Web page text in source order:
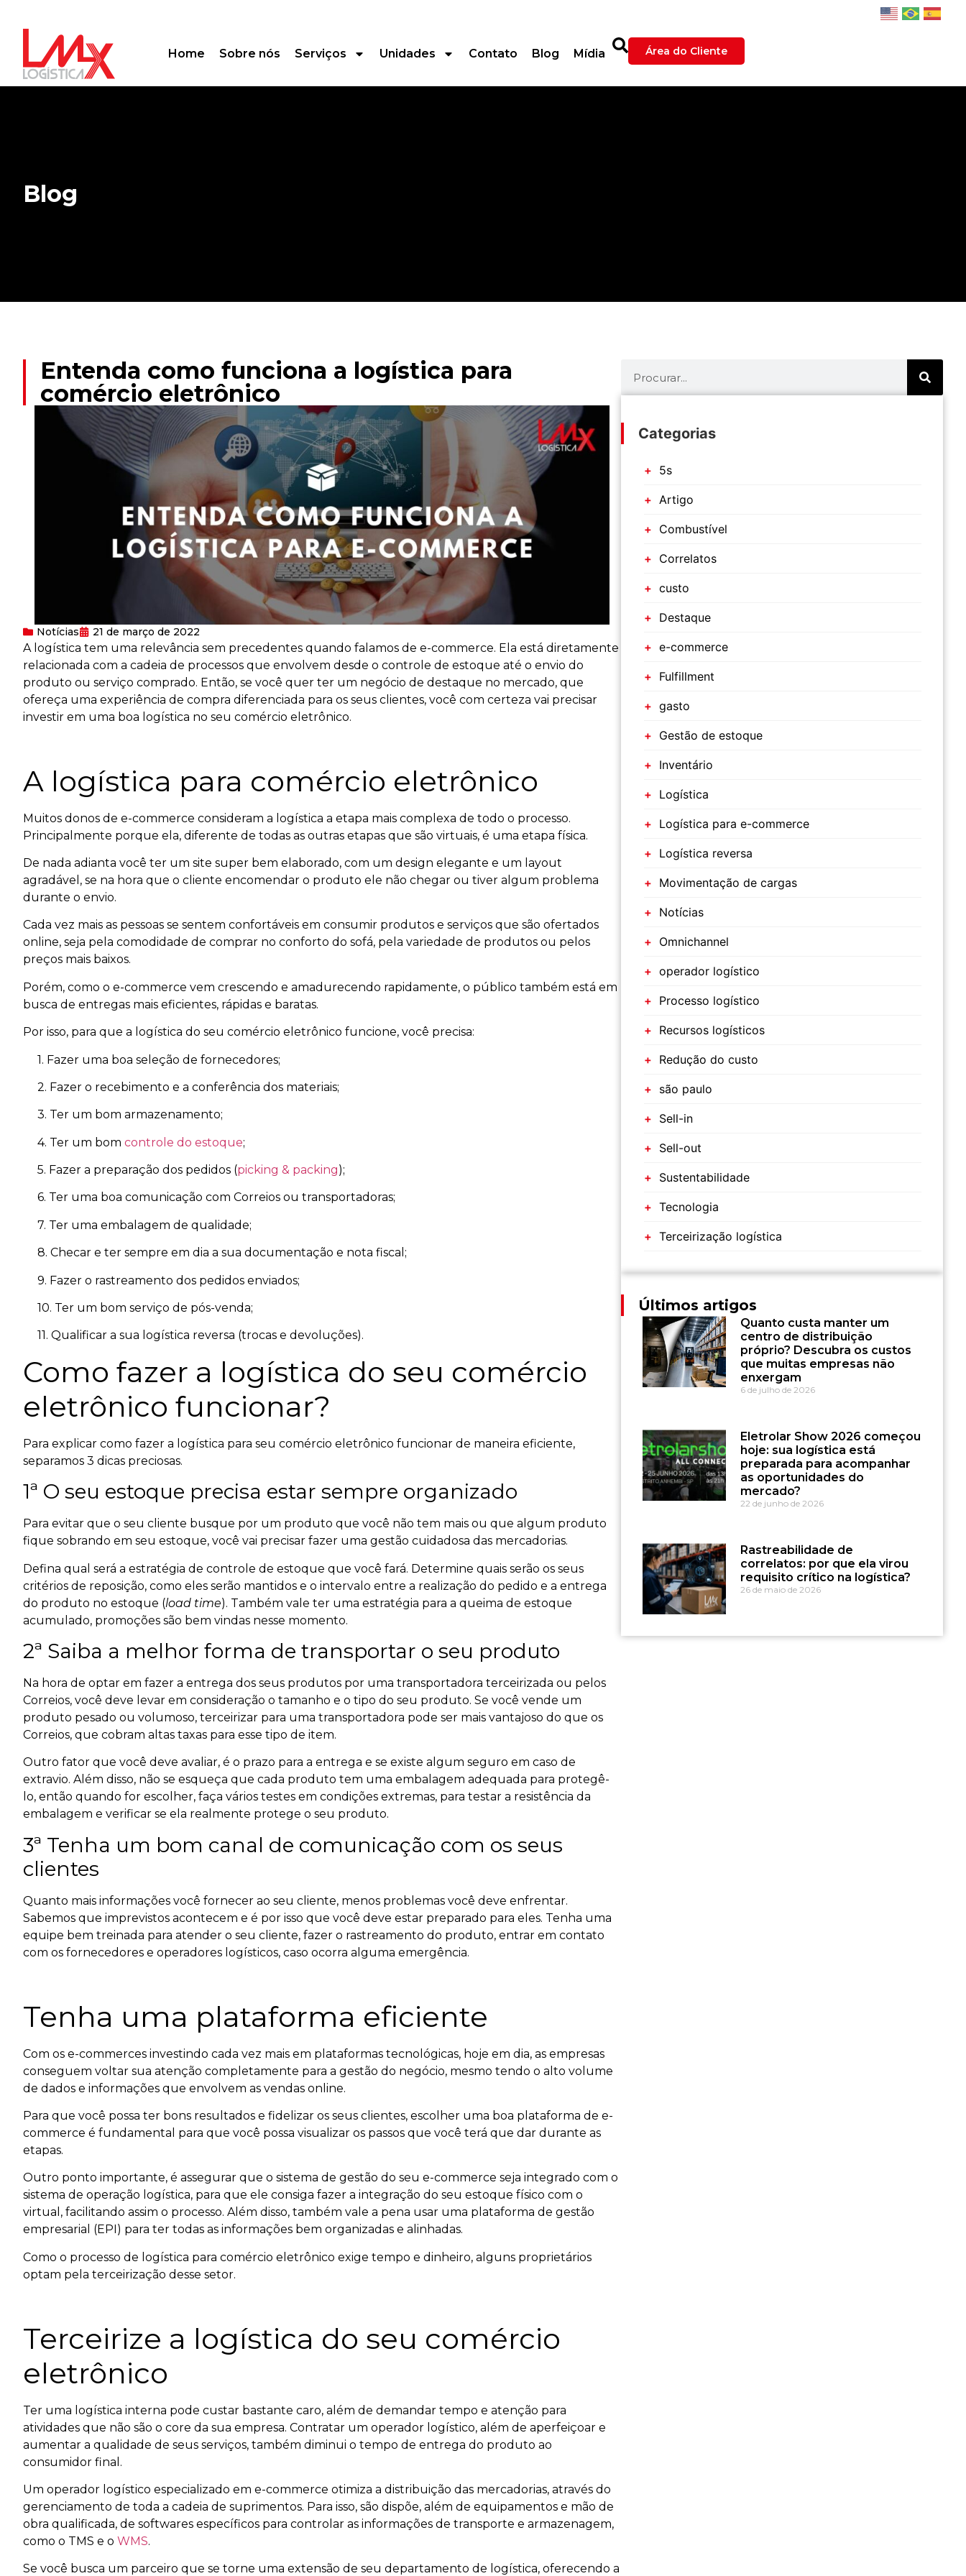
Home Sobre nós Serviços Unidades Contato Blog Mídia Área do Cliente
Blog
Entenda como funciona a logística para
comércio eletrônico
Notícias 21 de março de 2022
A logística tem uma relevância sem precedentes quando falamos de e-commerce. Ela está diretamente
relacionada com a cadeia de processos que envolvem desde o controle de estoque até o envio do
produto ou serviço comprado. Então, se você quer ter um negócio de destaque no mercado, que
ofereça uma experiência de compra diferenciada para os seus clientes, você com certeza vai precisar
investir em uma boa logística no seu comércio eletrônico.
A logística para comércio eletrônico
Muitos donos de e-commerce consideram a logística a etapa mais complexa de todo o processo.
Principalmente porque ela, diferente de todas as outras etapas que são virtuais, é uma etapa física.
De nada adianta você ter um site super bem elaborado, com um design elegante e um layout
agradável, se na hora que o cliente encomendar o produto ele não chegar ou tiver algum problema
durante o envio.
Cada vez mais as pessoas se sentem confortáveis em consumir produtos e serviços que são ofertados
online, seja pela comodidade de comprar no conforto do sofá, pela variedade de produtos ou pelos
preços mais baixos.
Porém, como o e-commerce vem crescendo e amadurecendo rapidamente, o público também está em
busca de entregas mais eficientes, rápidas e baratas.
Por isso, para que a logística do seu comércio eletrônico funcione, você precisa:
1. Fazer uma boa seleção de fornecedores;
2. Fazer o recebimento e a conferência dos materiais;
3. Ter um bom armazenamento;
4. Ter um bom controle do estoque;
5. Fazer a preparação dos pedidos (picking & packing);
6. Ter uma boa comunicação com Correios ou transportadoras;
7. Ter uma embalagem de qualidade;
8. Checar e ter sempre em dia a sua documentação e nota fiscal;
9. Fazer o rastreamento dos pedidos enviados;
10. Ter um bom serviço de pós-venda;
11. Qualificar a sua logística reversa (trocas e devoluções).​
Como fazer a logística do seu comércio
eletrônico funcionar?
Para explicar como fazer a logística para seu comércio eletrônico funcionar de maneira eficiente,
separamos 3 dicas preciosas.
1ª O seu estoque precisa estar sempre organizado
Para evitar que o seu cliente busque por um produto que você não tem mais ou que algum produto
fique sobrando em seu estoque, você vai precisar fazer uma gestão cuidadosa das mercadorias.
Defina qual será a estratégia de controle de estoque que você fará. Determine quais serão os seus
critérios de reposição, como eles serão mantidos e o intervalo entre a realização do pedido e a entrega
do produto no estoque (load time). Também vale ter uma estratégia para a queima de estoque
acumulado, promoções são bem vindas nesse momento.
2ª Saiba a melhor forma de transportar o seu produto
Na hora de optar em fazer a entrega dos seus produtos por uma transportadora terceirizada ou pelos
Correios, você deve levar em consideração o tamanho e o tipo do seu produto. Se você vende um
produto pesado ou volumoso, terceirizar para uma transportadora pode ser mais vantajoso do que os
Correios, que cobram altas taxas para esse tipo de item.
Outro fator que você deve avaliar, é o prazo para a entrega e se existe algum seguro em caso de
extravio. Além disso, não se esqueça que cada produto tem uma embalagem adequada para protegê-
lo, então quando for escolher, faça vários testes em condições extremas, para testar a resistência da
embalagem e verificar se ela realmente protege o seu produto.
3ª Tenha um bom canal de comunicação com os seus
clientes
Quanto mais informações você fornecer ao seu cliente, menos problemas você deve enfrentar.
Sabemos que imprevistos acontecem e é por isso que você deve estar preparado para eles. Tenha uma
equipe bem treinada para atender o seu cliente, fazer o rastreamento do produto, entrar em contato
com os fornecedores e operadores logísticos, caso ocorra alguma emergência.
Tenha uma plataforma eficiente
Com os e-commerces investindo cada vez mais em plataformas tecnológicas, hoje em dia, as empresas
conseguem voltar sua atenção completamente para a gestão do negócio, mesmo tendo o alto volume
de dados e informações que envolvem as vendas online.
Para que você possa ter bons resultados e fidelizar os seus clientes, escolher uma boa plataforma de e-
commerce é fundamental para que você possa visualizar os passos que você terá que dar durante as
etapas.
Outro ponto importante, é assegurar que o sistema de gestão do seu e-commerce seja integrado com o
sistema de operação logística, para que ele consiga fazer a integração do seu estoque físico com o
virtual, facilitando assim o processo. Além disso, também vale a pena usar uma plataforma de gestão
empresarial (EPI) para ter todas as informações bem organizadas e alinhadas.
Como o processo de logística para comércio eletrônico exige tempo e dinheiro, alguns proprietários
optam pela terceirização desse setor.
Terceirize a logística do seu comércio
eletrônico
Ter uma logística interna pode custar bastante caro, além de demandar tempo e atenção para
atividades que não são o core da sua empresa. Contratar um operador logístico, além de aperfeiçoar e
aumentar a qualidade de seus serviços, também diminui o tempo de entrega do produto ao
consumidor final.
Um operador logístico especializado em e-commerce otimiza a distribuição das mercadorias, através do
gerenciamento de toda a cadeia de suprimentos. Para isso, são dispõe, além de equipamentos e mão de
obra qualificada, de softwares específicos para controlar as informações de transporte e armazenagem,
como o TMS e o WMS.
Se você busca um parceiro que se torne uma extensão de seu departamento de logística, oferecendo a
Categorias
5s
Artigo
Combustível
Correlatos
custo
Destaque
e-commerce
Fulfillment
gasto
Gestão de estoque
Inventário
Logística
Logística para e-commerce
Logística reversa
Movimentação de cargas
Notícias
Omnichannel
operador logístico
Processo logístico
Recursos logísticos
Redução do custo
são paulo
Sell-in
Sell-out
Sustentabilidade
Tecnologia
Terceirização logística
Últimos artigos
Quanto custa manter um
centro de distribuição
próprio? Descubra os custos
que muitas empresas não
enxergam
6 de julho de 2026
Eletrolar Show 2026 começou
hoje: sua logística está
preparada para acompanhar
as oportunidades do
mercado?
22 de junho de 2026
Rastreabilidade de
correlatos: por que ela virou
requisito crítico na logística?
26 de maio de 2026